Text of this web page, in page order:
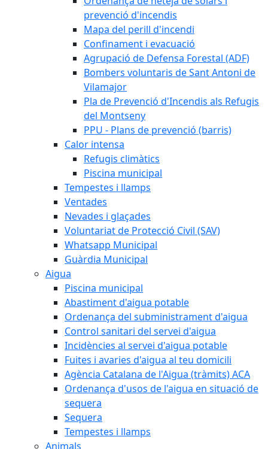
prevenció d'incendis
Mapa del perill d'incendi
Confinament i evacuació
Agrupació de Defensa Forestal (ADF)
Bombers voluntaris de Sant Antoni de
Vilamajor
Pla de Prevenció d'Incendis als Refugis
del Montseny
PPU - Plans de prevenció (barris)
Calor intensa
Refugis climàtics
Piscina municipal
Tempestes i llamps
Ventades
Nevades i glaçades
Voluntariat de Protecció Civil (SAV)
Whatsapp Municipal
Guàrdia Municipal
Aigua
Piscina municipal
Abastiment d'aigua potable
Ordenança del subministrament d'aigua
Control sanitari del servei d'aigua
Incidències al servei d'aigua potable
Fuites i avaries d'aigua al teu domicili
Agència Catalana de l'Aigua (tràmits) ACA
Ordenança d'usos de l'aigua en situació de
sequera
Sequera
Tempestes i llamps
Animals